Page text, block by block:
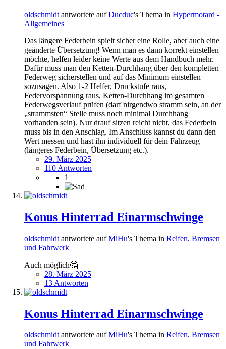
oldschmidt antwortete aufDucduc's Thema in Hypermotard -
Allgemeines
Das längere Federbein spielt sicher eine Rolle, aber auch eine
geänderte Übersetzung! Wenn man es dann korrekt einstellen
möchte, helfen leider keine Werte aus dem Handbuch mehr.
Dafür muss man den Ketten-Durchhang über den kompletten
Federweg sicherstellen und auf das Minimum einstellen
sozusagen. Also 1-2 Helfer, Druckstufe raus,
Federvorspannung raus, Ketten-Durchhang im gesamten
Federwegsverlauf prüfen (darf nirgendwo stramm sein, an der
„strammsten“ Stelle muss noch minimal Durchhang
vorhanden sein). Nur drauf sitzen reicht nicht, das Federbein
muss bis in den Anschlag. Im Anschluss kannst du dann den
Wert messen und hast ihn individuell für dein Fahrzeug
(längeres Federbein, Übersetzung etc.).
29. März 2025
110 Antworten
1
Konus Hinterrad Einarmschwinge
oldschmidt antwortete aufMiHu's Thema in Reifen, Bremsen
und Fahrwerk
Auch möglich🤔
28. März 2025
13 Antworten
Konus Hinterrad Einarmschwinge
oldschmidtantwortete aufMiHu's Thema in Reifen, Bremsen
und Fahrwerk